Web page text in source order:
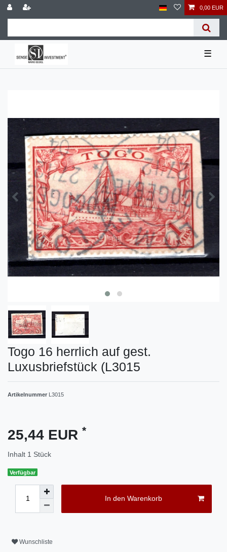
0,00 EUR
☰
Togo 16 herrlich auf gest.
Luxusbriefstück (L3015
Artikelnummer L3015
25,44 EUR *
Inhalt 1 Stück
Verfügbar
In den Warenkorb
Wunschliste